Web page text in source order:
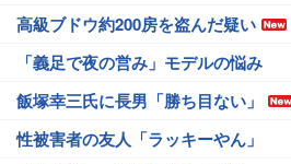
高級ブドウ約200房を盗んだ疑い
「義足で夜の営み」モデルの悩み
飯塚幸三氏に長男「勝ち目ない」
性被害者の友人「ラッキーやん」